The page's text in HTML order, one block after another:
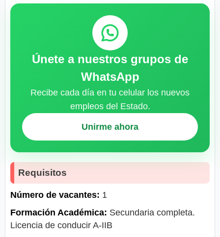
Únete a nuestros grupos de
WhatsApp
Recibe cada día en tu celular los nuevos
empleos del Estado.
Unirme ahora
Requisitos
Número de vacantes: 1
Formación Académica: Secundaria completa.
Licencia de conducir A-IIB